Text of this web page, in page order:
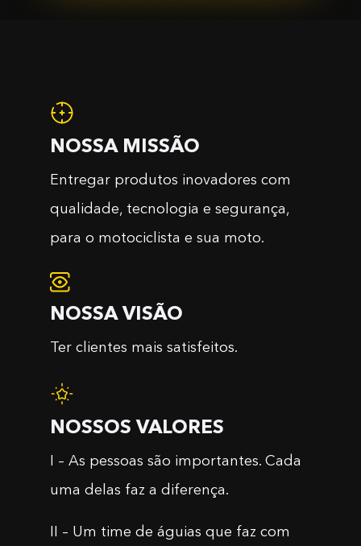
NOSSA MISSÃO
Entregar produtos inovadores com
qualidade, tecnologia e segurança,
para o motociclista e sua moto.
NOSSA VISÃO
Ter clientes mais satisfeitos.
NOSSOS VALORES
I – As pessoas são importantes. Cada
uma delas faz a diferença.
II – Um time de águias que faz com